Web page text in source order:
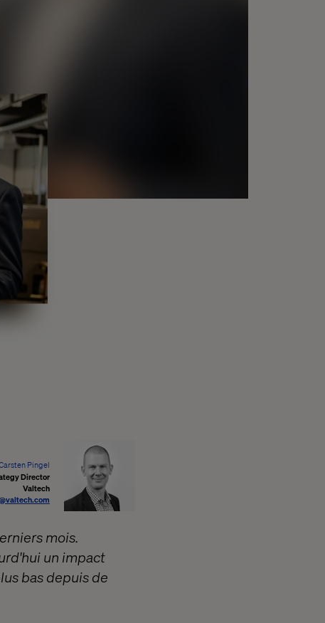
Pingel
Director
Valtech
mois.
un impact
bas depuis de